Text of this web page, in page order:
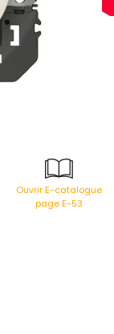
Ouvrir E-catalogue
page E-53